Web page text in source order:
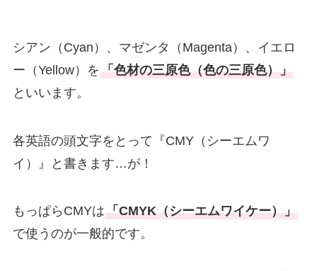
シアン（Cyan）、マゼンタ（Magenta）、イエロ
ー（Yellow）を「色材の三原色（色の三原色）」
といいます。
各英語の頭文字をとって『CMY（シーエムワ
イ）』と書きます…が！
もっぱらCMYは「CMYK（シーエムワイケー）」
で使うのが一般的です。